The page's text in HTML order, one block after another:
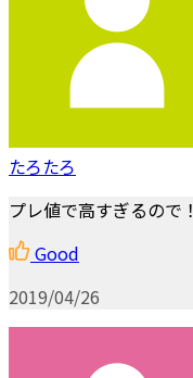
たろたろ
プレ値で高すぎるので！
Good
2019/04/26